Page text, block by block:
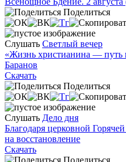
Поделиться
Слушать Светлый вечер
«Жизнь христианина — путь
Баранов
Скачать
Поделиться
Слушать Дело дня
Благодаря церковной
на восстановление
Скачать